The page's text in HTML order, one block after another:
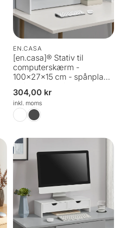
EN.CASA
[en.casa]® Stativ til
computerskærm -
100x27x15 cm - spånplade
Normalpris
304,00 kr
inkl. moms